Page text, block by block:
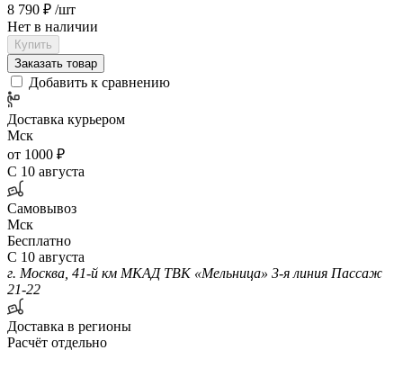
8 790 ₽ /шт
Нет в наличии
Купить
Заказать товар
Добавить к сравнению
Доставка курьером
Мск
от 1000 ₽
С 10 августа
Самовывоз
Мск
Бесплатно
С 10 августа
г. Москва, 41-й км МКАД ТВК «Мельница» 3-я линия Пассаж
21-22
Доставка в регионы
Расчёт отдельно